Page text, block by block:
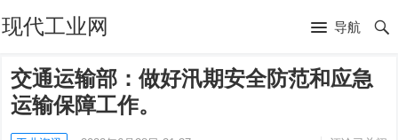
现代工业网 导航
交通运输部：做好汛期安全防范和应急
运输保障工作。